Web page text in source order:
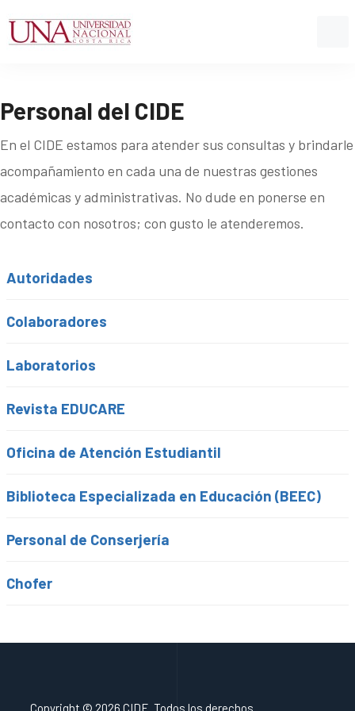
Personal del CIDE
En el CIDE estamos para atender sus consultas y brindarle
acompañamiento en cada una de nuestras gestiones
académicas y administrativas. No dude en ponerse en
contacto con nosotros; con gusto le atenderemos.
Autoridades
Colaboradores
Laboratorios
Revista EDUCARE
Oficina de Atención Estudiantil
Biblioteca Especializada en Educación (BEEC)
Personal de Conserjería
Chofer
Copyright © 2026 CIDE. Todos los derechos